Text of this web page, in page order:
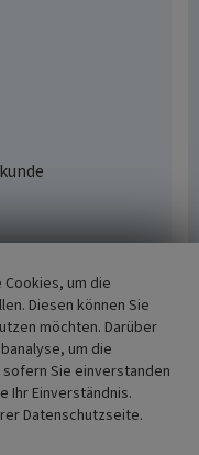
Kartenum die
Diesen können Sie
möchten. Darüber
um die
Sie einverstanden
Ihr Einverständnis.
Datenschutzseite.